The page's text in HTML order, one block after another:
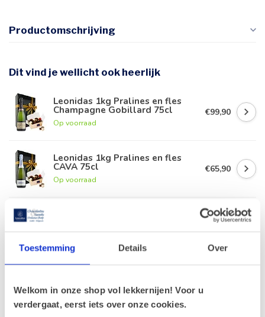
Toestemming Details Over
Welkom in onze shop vol lekkernijen! Voor u
verdergaat, eerst iets over onze cookies.
Productomschrijving
Dit vind je wellicht ook heerlijk
Leonidas 1kg Pralines en fles
Champagne Gobillard 75cl
Op voorraad
€99,90
Leonidas 1kg Pralines en fles
CAVA 75cl
Op voorraad
€65,90
€63,90
Op voorraad